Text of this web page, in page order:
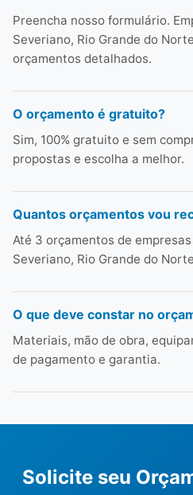
Preencha nosso formulário.
Severiano, Rio Grande do
orçamentos detalhados.
O orçamento é gratuito?
Sim, 100% gratuito e sem
propostas e escolha a melhor.
Quantos orçamentos vou
Até 3 orçamentos de
Severiano, Rio Grande do
O que deve constar no
Materiais, mão de obra,
de pagamento e garantia.
Solicite seu